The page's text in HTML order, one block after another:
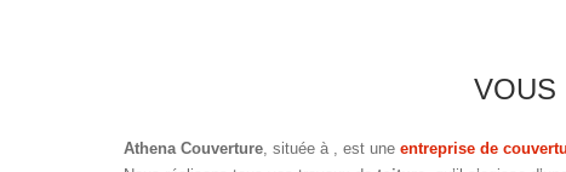
VOUS
Athena Couverture, située à , est une entreprise de